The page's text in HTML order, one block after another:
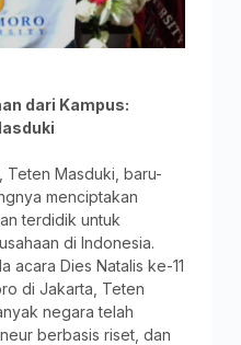
dari Kampus:
Teten Masduki, baru-
menciptakan
terdidik untuk
di Indonesia.
acara Dies Natalis ke-11
di Jakarta, Teten
negara telah
berbasis riset, dan